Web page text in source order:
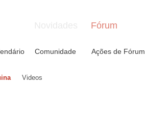
Fórum
Comunidade Ações de Fórum
Videos